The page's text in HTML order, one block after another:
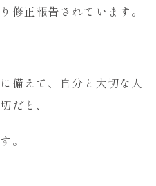
修正報告されています。
備えて、自分と大切な人
だと、
。